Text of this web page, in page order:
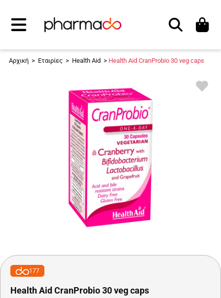
Αναζήτηση
Αρχική > Εταιρίες > Health Aid > Health Aid CranProbio 30 veg caps
177
Health Aid CranProbio 30 veg caps